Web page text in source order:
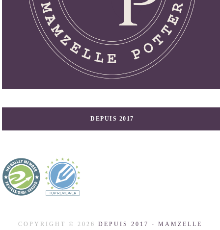
DEPUIS 2017
COPYRIGHT © 2026 DEPUIS 2017 - MAMZELLE